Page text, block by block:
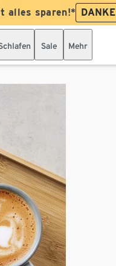
alles sparen!*
Sale Mehr